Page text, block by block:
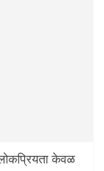
केवळ